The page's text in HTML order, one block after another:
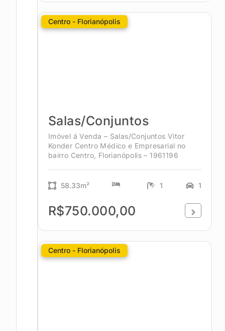
Centro - Florianópolis
Salas/Conjuntos
Imóvel á Venda – Salas/Conjuntos Vitor
Konder Centro Médico e Empresarial no
bairro Centro, Florianópolis – 1961196
58.33m² 1 1
R$750.000,00
Centro - Florianópolis